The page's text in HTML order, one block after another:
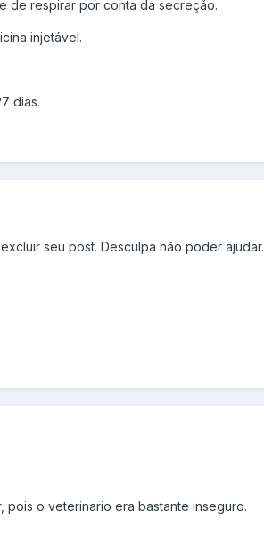
de respirar por conta da secreção.
injetável.
dias.
seu post. Desculpa não poder ajudar.
pois o veterinario era bastante inseguro.